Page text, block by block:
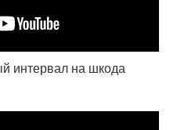
интервал на шкода